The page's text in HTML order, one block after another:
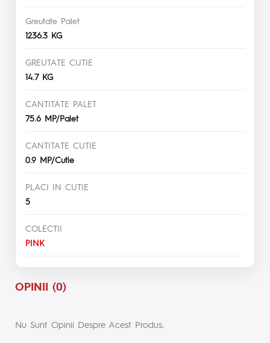
Greutate Palet
1236.3 KG
GREUTATE CUTIE
14.7 KG
CANTITATE PALET
75.6 MP/Palet
CANTITATE CUTIE
0.9 MP/Cutie
PLACI IN CUTIE
5
COLECTII
PINK
OPINII (0)
Nu Sunt Opinii Despre Acest Produs.